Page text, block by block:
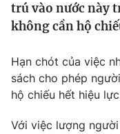
Thế giới
Thế giới đó đây
Kinh tế
Tài chính
Thị trường
Dữ liệu và đời
trú vào nước này
không cần hộ
Hạn chót của việc
sách cho phép
hộ chiếu hết hiệu
Với việc lượng